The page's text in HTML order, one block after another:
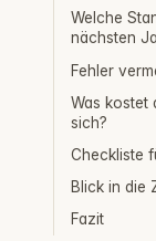
Welche
nächsten
Fehler
Was kostet
sich?
Checkliste
Blick in die
Fazit